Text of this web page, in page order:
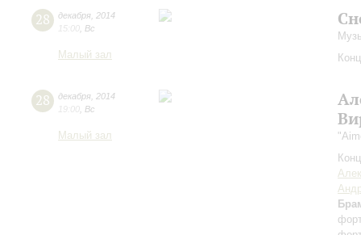
28 декабря 2014
15:00 Вс
Малый зал
28 декабря 2014
19:00 Вс
Малый зал